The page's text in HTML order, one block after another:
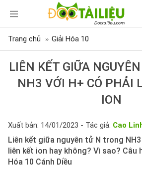
Trang chủ Giải Hóa 10
LIÊN KẾT GIỮA
NH3 VỚI H+ CÓ PHẢI
ION
Xuất bản: 14/01/2023 - Tác giả: Cao
Liên kết giữa nguyên tử N trong
liên kết ion hay không? Vì sao? Câu
Hóa 10 Cánh Diều